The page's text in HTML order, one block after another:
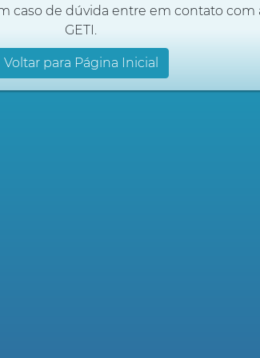
caso de dúvida entre em contato com
GETI.
Voltar para Página Inicial